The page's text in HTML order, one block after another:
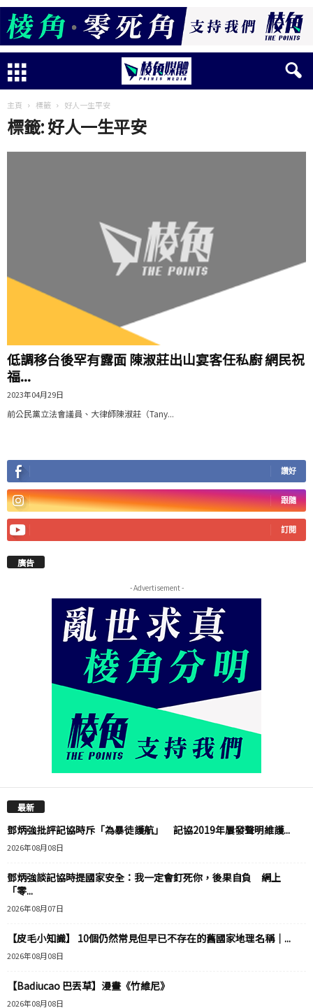
主頁 標籤 好人一生平安
標籤: 好人一生平安
低調移台後罕有露面 陳淑莊出山宴客任私廚 網民祝
福...
2023年04月29日
前公民黨立法會議員、大律師陳淑莊（Tany...
讚好
跟隨
訂閱
廣告
- Advertisement -
最新
鄧炳強批評記協時斥「為暴徒護航」 記協2019年屢發聲明維護...
2026年08月08日
鄧炳強談記協時提國家安全：我一定會釘死你，後果自負 網上
「零...
2026年08月07日
【皮毛小知識】 10個仍然常見但早已不存在的舊國家地理名稱｜...
2026年08月08日
【Badiucao 巴丟草】漫畫《竹維尼》
2026年08月08日